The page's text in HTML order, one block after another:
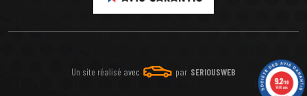
Un site réalisé avec par SERIOUSWEB
9.2/10
1491 avis